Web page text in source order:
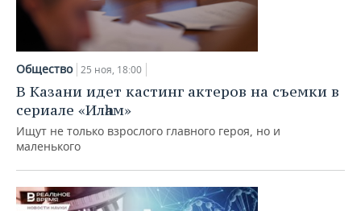
Общество 25 ноя, 18:00
В Казани идет кастинг актеров на съемки в
сериале «Илһам»
Ищут не только взрослого главного героя, но и
маленького